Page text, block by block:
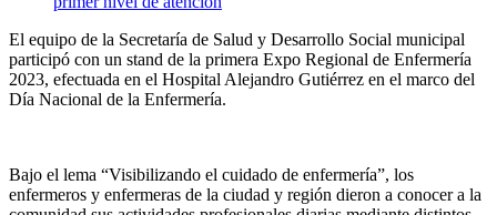
El equipo de la Secretaría de Salud y Desarrollo Social municipal
participó con un stand de la primera Expo Regional de Enfermería
2023, efectuada en el Hospital Alejandro Gutiérrez en el marco del
Día Nacional de la Enfermería.
Bajo el lema “Visibilizando el cuidado de enfermería”, los
enfermeros y enfermeras de la ciudad y región dieron a conocer a la